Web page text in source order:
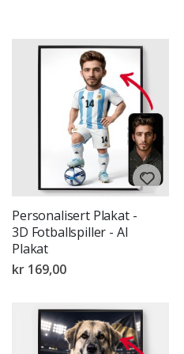
Personalisert Plakat -
3D Fotballspiller - AI
Plakat
kr 169,00